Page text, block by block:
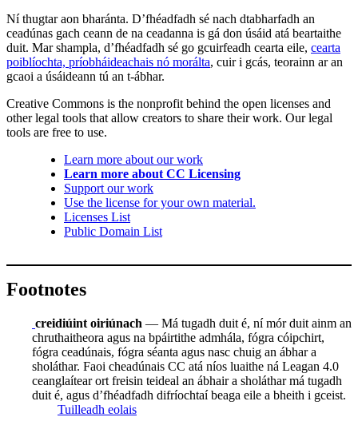
Ní thugtar aon bharánta. D’fhéadfadh sé nach dtabharfadh an
ceadúnas gach ceann de na ceadanna is gá don úsáid atá beartaithe
duit. Mar shampla, d’fhéadfadh sé go gcuirfeadh cearta eile, cearta
poiblíochta, príobháideachais nó morálta, cuir i gcás, teorainn ar an
gcaoi a úsáideann tú an t-ábhar.
Creative Commons is the nonprofit behind the open licenses and
other legal tools that allow creators to share their work. Our legal
tools are free to use.
Learn more about our work
Learn more about CC Licensing
Support our work
Use the license for your own material.
Licenses List
Public Domain List
Footnotes
creidiúint oiriúnach — Má tugadh duit é, ní mór duit ainm an
chruthaitheora agus na bpáirtithe admhála, fógra cóipchirt,
fógra ceadúnais, fógra séanta agus nasc chuig an ábhar a
sholáthar. Faoi cheadúnais CC atá níos luaithe ná Leagan 4.0
ceanglaítear ort freisin teideal an ábhair a sholáthar má tugadh
duit é, agus d’fhéadfadh difríochtaí beaga eile a bheith i gceist.
Tuilleadh eolais